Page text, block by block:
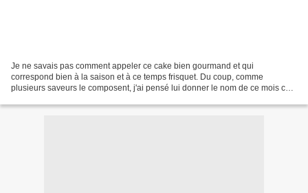
Je ne savais pas comment appeler ce cake bien gourmand et qui
correspond bien à la saison et à ce temps frisquet. Du coup, comme
plusieurs saveurs le composent, j'ai pensé lui donner le nom de ce mois car